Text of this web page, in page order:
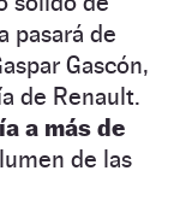
pasará de
Gascón,
de Renault.
a más de
de las